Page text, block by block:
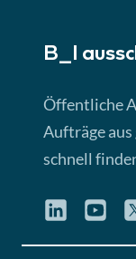
B_I
Öffentliche
Aufträge
schnell